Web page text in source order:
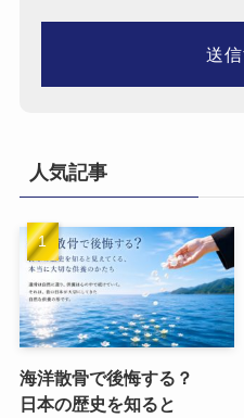
人気記事
海洋散骨で​後悔する？​
日本の​歴史を​知ると​